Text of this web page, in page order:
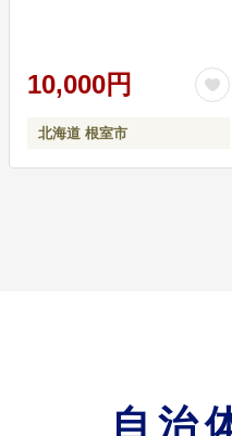
ねむろ”共創”のまちづくり元
まちの賑わい創出と活動の場づく
寄附者の意向を反映し住み
北方領土返還要求運動の推進のほ
10,000円
北海道 根室市
自治